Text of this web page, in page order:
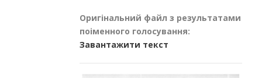
Оригінальний файл з результатами
поіменного голосування:
Завантажити текст